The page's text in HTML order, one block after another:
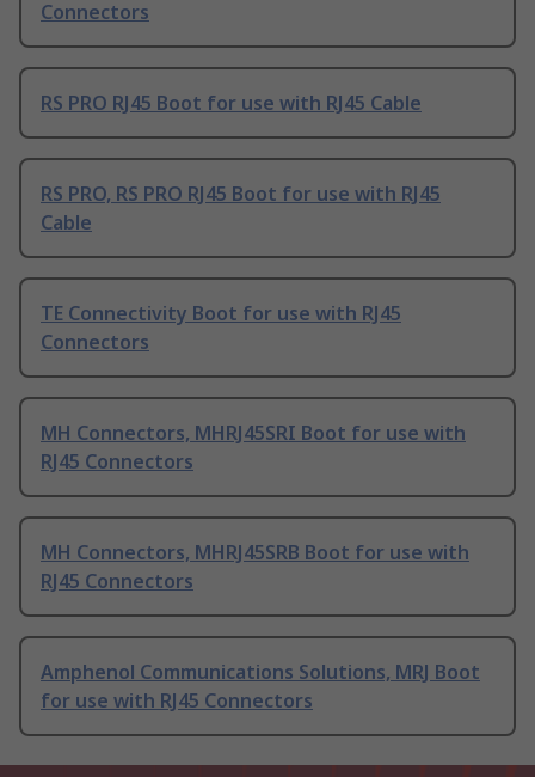
Connectors
RS PRO RJ45 Boot for use with RJ45 Cable
RS PRO, RS PRO RJ45 Boot for use with RJ45
Cable
TE Connectivity Boot for use with RJ45
Connectors
MH Connectors, MHRJ45SRI Boot for use with
RJ45 Connectors
MH Connectors, MHRJ45SRB Boot for use with
RJ45 Connectors
Amphenol Communications Solutions, MRJ Boot
for use with RJ45 Connectors